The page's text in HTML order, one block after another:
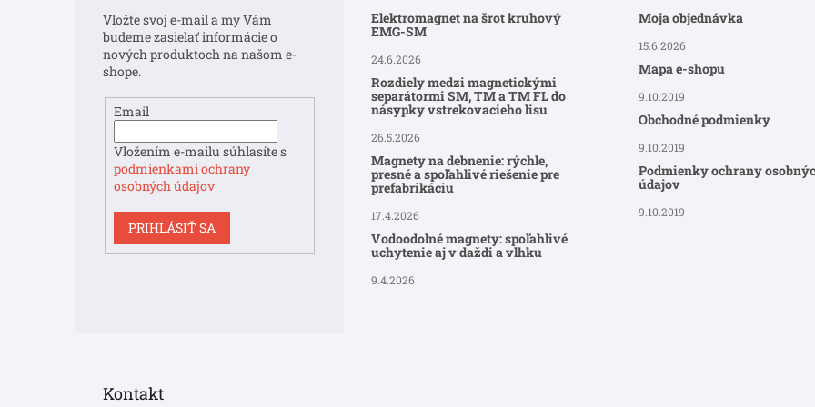
Vložte svoj e-mail a my Vám
budeme zasielať informácie o
nových produktoch na našom e-
shope.
Email
Vložením e-mailu súhlasíte s
podmienkami ochrany
osobných údajov
PRIHLÁSIŤ SA
Elektromagnet na šrot kruhový
EMG-SM
24.6.2026
Rozdiely medzi magnetickými
separátormi SM, TM a TM FL do
násypky vstrekovacieho lisu
26.5.2026
Magnety na debnenie: rýchle,
presné a spoľahlivé riešenie pre
prefabrikáciu
17.4.2026
Vodoodolné magnety: spoľahlivé
uchytenie aj v daždi a vlhku
9.4.2026
Moja objednávka
15.6.2026
Mapa e-shopu
9.10.2019
Obchodné podmienky
9.10.2019
Podmienky ochrany
údajov
9.10.2019
Kontakt